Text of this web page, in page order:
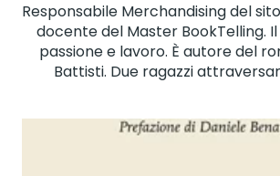
Responsabile Merchandising del
docente del Master BookTelling.
passione e lavoro. È autore del
Battisti. Due ragazzi